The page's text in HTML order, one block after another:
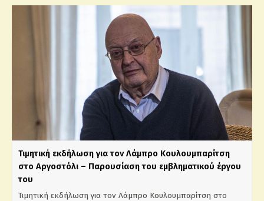
Τιμητική εκδήλωση για τον Λάμπρο Κουλουμπαρίτση
στο Αργοστόλι – Παρουσίαση του εμβληματικού έργου
του
Τιμητική εκδήλωση για τον Λάμπρο Κουλουμπαρίτση στο